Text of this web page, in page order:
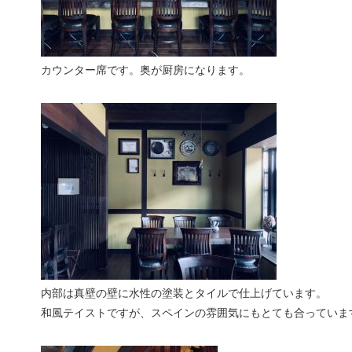
カウンター席です。奥が厨房になります。
内部は真壁の壁に水性の塗装とタイルで仕上げています。
和風テイストですが、スペインの雰囲気にもとても合っていま